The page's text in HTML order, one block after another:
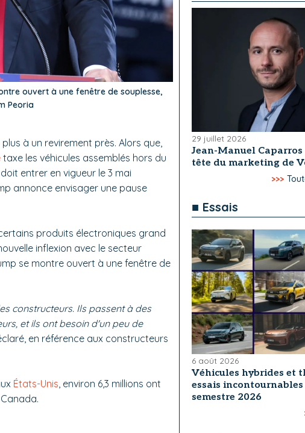
ouvert à une fenêtre de souplesse,
Peoria
à un revirement près. Alors que,
taxe les véhicules assemblés hors du
entrer en vigueur le 3 mai
annonce envisager une pause
produits électroniques grand
inflexion avec le secteur
se montre ouvert à une fenêtre de
constructeurs. Ils passent à des
et ils ont besoin d'un peu de
en référence aux constructeurs
États-Unis, environ 6,3 millions ont
29 juillet 2026
Jean-Manuel Caparros
tête du marketing de
>>>
■ Essais
6 août 2026
Véhicules hybrides et
essais
semestre 2026